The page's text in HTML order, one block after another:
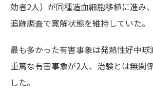
効者2人）が同種造血細胞移植に進み
追跡調査で寛解状態を維持していた。
最も多かった有害事象は発熱性好中球
重篤な有害事象が2人、治験とは無関
した。